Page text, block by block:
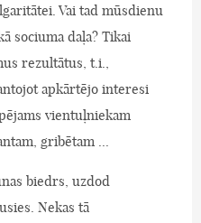
Vai tad mūsdienu
sociuma daļa? Tikai
rezultātus, t.i.,
apkārtējo interesi
vientuļniekam
gribētam ...
biedrs, uzdod
Nekas tā